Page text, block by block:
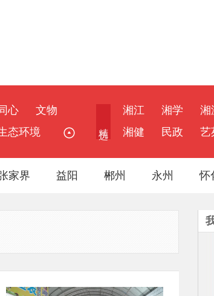
心
文物
态环境
湘江 湘学 湘
湘健
民政 艺
家界 益阳 郴州 永州 怀